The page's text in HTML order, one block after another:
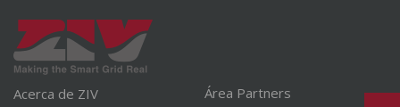
Acerca de ZIV
Área Partners